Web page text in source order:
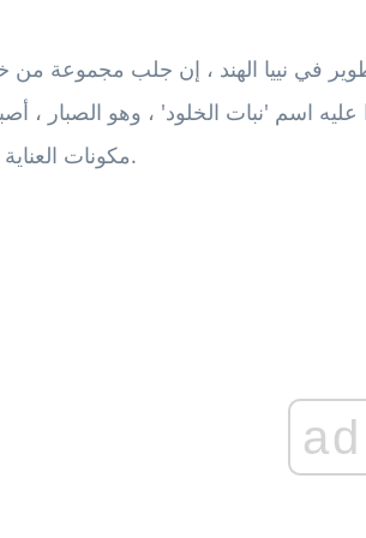
في نييا الهند ، إن جلب مجموعة من
اسم 'نبات الخلود' ، وهو الصبار ، أصبح
مكونات العناية بالبشرة رواجًا.
ad